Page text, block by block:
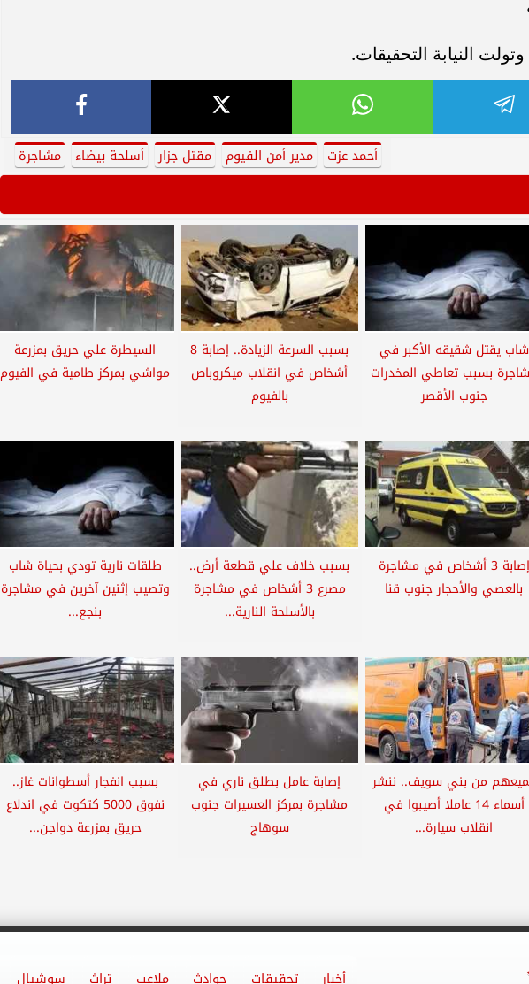
النيابة التحقيقات.
أحمد عزت مدير أمن الفيوم مقتل جزار أسلحة بيضاء مشاجرة
شاب يقتل شقيقه الأكبر في
بسبب تعاطي المخدرات
جنوب الأقصر
بسبب السرعة الزيادة.. إصابة 8
أشخاص في انقلاب ميكروباص
بالفيوم
السيطرة علي حريق بمزرعة
مواشي بمركز طامية في الفيوم
إصابة 3 أشخاص في مشاجرة
بالعصي والأحجار جنوب قنا
بسبب خلاف علي قطعة أرض..
مصرع 3 أشخاص في مشاجرة
بالأسلحة النارية...
طلقات نارية تودي بحياة شاب
وتصيب إثنين آخرين في مشاجرة
بنجع...
من بني سويف.. ننشر
أسماء 14 عاملا أصيبوا في
انقلاب سيارة...
إصابة عامل بطلق ناري في
مشاجرة بمركز العسيرات جنوب
سوهاج
بسبب انفجار أسطوانات غاز..
نفوق 5000 كتكوت في اندلاع
حريق بمزرعة دواجن...
أخبار تحقيقات حوادث ملاعب تراث سوشيال